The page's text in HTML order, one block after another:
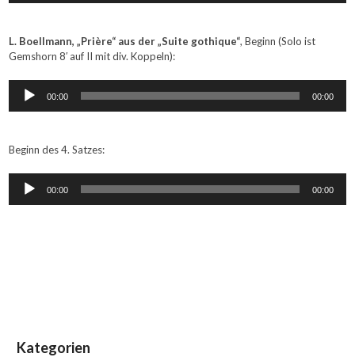
L. Boellmann, „Prière“ aus der „Suite gothique“, Beginn (Solo ist
Gemshorn 8′ auf II mit div. Koppeln):
Audio-
Player
00:00 00:00
Beginn des 4. Satzes:
Audio-
Player
00:00 00:00
Kategorien